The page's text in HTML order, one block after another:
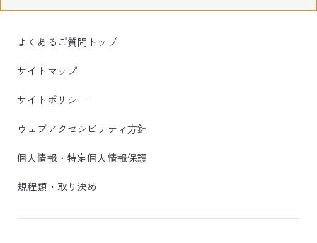
よくあるご質問トップ
サイトマップ
サイトポリシー
ウェブアクセシビリティ方針
個人情報・特定個人情報保護
規程類・取り決め